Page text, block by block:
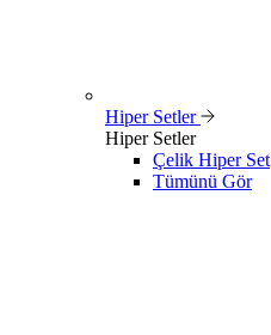
Hiper Setler
Hiper Setler
Çelik Hiper Set
Tümünü Gör